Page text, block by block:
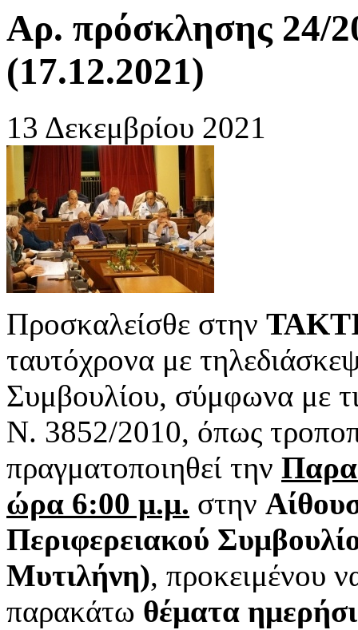
Αρ. πρόσκλησης 24/
(17.12.2021)
13 Δεκεμβρίου 2021
Προσκαλείσθε στην
ταυτόχρονα με
Συμβουλίου, σύμφωνα με
Ν. 3852/2010, όπως
πραγματοποιηθεί την
ώρα 6:00 μ.μ. στην
Περιφερειακού
Μυτιλήνη), προκειμένου
παρακάτω θέματα